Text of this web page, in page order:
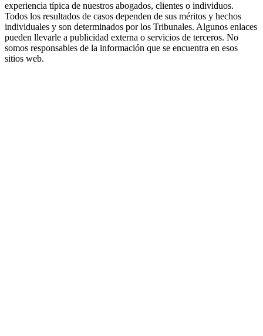
experiencia típica de nuestros abogados, clientes o individuos.
Todos los resultados de casos dependen de sus méritos y hechos
individuales y son determinados por los Tribunales. Algunos enlaces
pueden llevarle a publicidad externa o servicios de terceros. No
somos responsables de la información que se encuentra en esos
sitios web.